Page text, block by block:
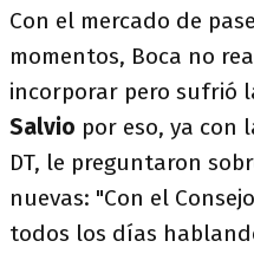
Con el mercado de
momentos, Boca no
incorporar pero sufrió
Salvio por eso, ya con
DT, le preguntaron
nuevas: "Con el
todos los días